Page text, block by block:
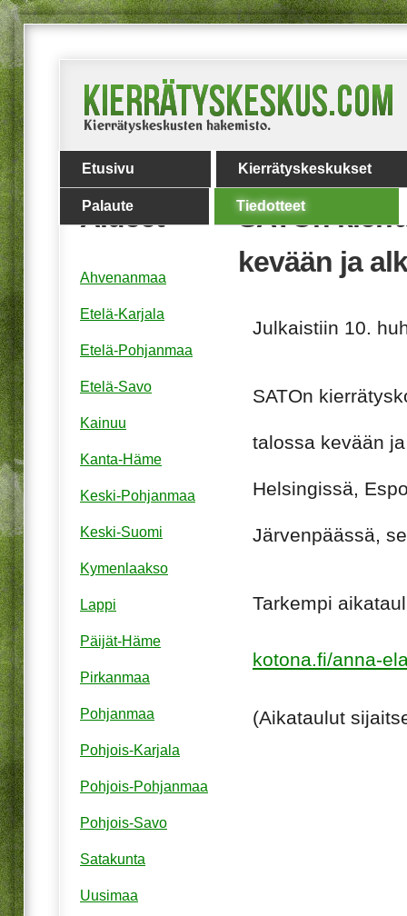
Etusivu Kierrätyskeskukset
Palaute Tiedotteet
SATOn
kevään ja
Julkaistiin 10.
SATOn
talossa kevään
Helsingissä,
Järvenpäässä,
Tarkempi
kotona.fi/anna-
(Aikataulut
Alueet
Ahvenanmaa
Etelä-Karjala
Etelä-Pohjanmaa
Etelä-Savo
Kainuu
Kanta-Häme
Keski-Pohjanmaa
Keski-Suomi
Kymenlaakso
Lappi
Päijät-Häme
Pirkanmaa
Pohjanmaa
Pohjois-Karjala
Pohjois-Pohjanmaa
Pohjois-Savo
Satakunta
Uusimaa